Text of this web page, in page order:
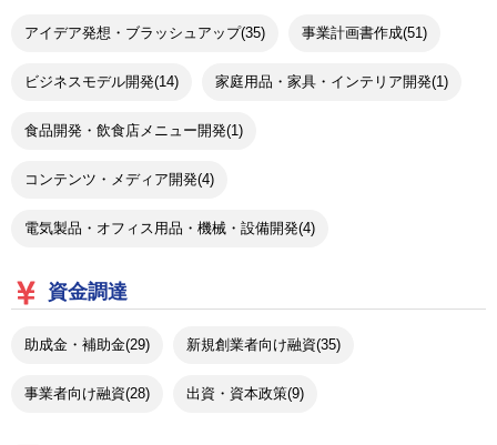
アイデア発想・ブラッシュアップ(35) 事業計画書作成(51)
ビジネスモデル開発(14) 家庭用品・家具・インテリア開発(1)
食品開発・飲食店メニュー開発(1)
コンテンツ・メディア開発(4)
電気製品・オフィス用品・機械・設備開発(4)
資金調達
助成金・補助金(29) 新規創業者向け融資(35)
事業者向け融資(28) 出資・資本政策(9)